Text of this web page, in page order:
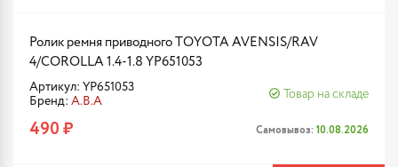
Ролик ремня приводного TOYOTA AVENSIS/RAV
4/COROLLA 1.4-1.8 YP651053
Артикул: YP651053
Бренд: A.B.A
Товар на складе
490 ₽ Самовывоз: 10.08.2026